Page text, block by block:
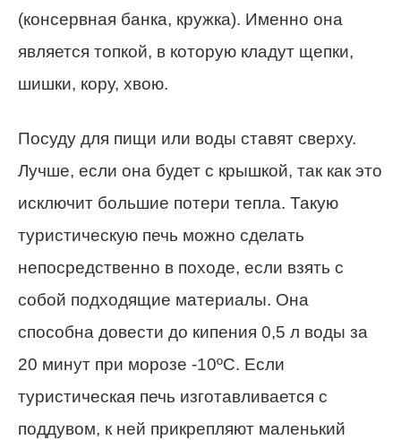
(консервная банка, кружка). Именно она
является топкой, в которую кладут щепки,
шишки, кору, хвою.
Посуду для пищи или воды ставят сверху.
Лучше, если она будет с крышкой, так как это
исключит большие потери тепла. Такую
туристическую печь можно сделать
непосредственно в походе, если взять с
собой подходящие материалы. Она
способна довести до кипения 0,5 л воды за
20 минут при морозе -10ºC. Если
туристическая печь изготавливается с
поддувом, к ней прикрепляют маленький